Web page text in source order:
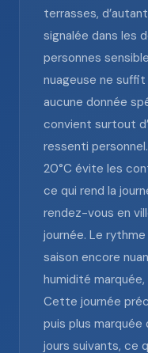
terrasses,
signalée dans les
personnes
nuageuse ne suffit
aucune donnée
convient surtout
ressenti
20°C évite les
ce qui rend la
rendez-vous en
journée. Le
saison encore
humidité
Cette journée
puis plus
jours suivants, ce